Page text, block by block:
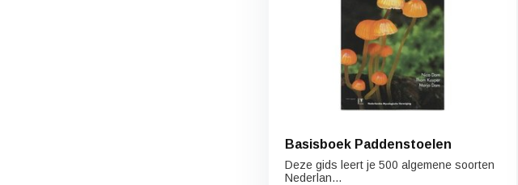
Basisboek Paddenstoelen
Deze gids leert je 500 algemene soorten
Nederlan...